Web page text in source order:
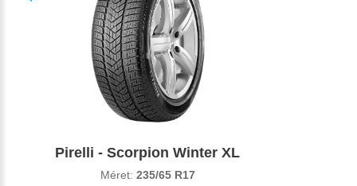
Pirelli - Scorpion Winter XL
Méret: 235/65 R17